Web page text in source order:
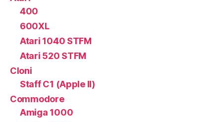
400
600XL
Atari 1040 STFM
Atari 520 STFM
Cloni
Staff C1 (Apple II)
Commodore
Amiga 1000